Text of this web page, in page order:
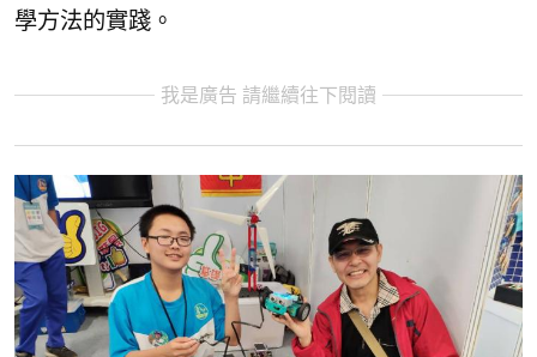
學方法的實踐。
我是廣告 請繼續往下閱讀